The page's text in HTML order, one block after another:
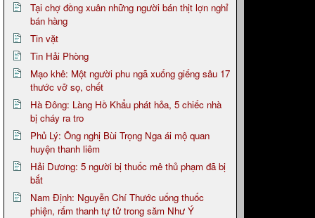
Tại chợ đồng xuân những người bán thịt lợn nghỉ
bán hàng
Tin vặt
Tin Hải Phòng
Mạo khê: Một người phu ngã xuống giếng sâu 17
thước vỡ sọ, chết
Hà Đông: Làng Hồ Khẩu phát hỏa, 5 chiếc nhà
bị cháy ra tro
Phủ Lý: Ông nghị Bùi Trọng Nga ái mộ quan
huyện thanh liêm
Hải Dương: 5 người bị thuốc mê thủ phạm đã bị
bắt
Nam Định: Nguyễn Chí Thước uống thuốc
phiện, rấm thanh tự tử trong săm Như Ý